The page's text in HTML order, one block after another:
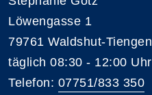
Löwengasse 1
79761 Waldshut-Tiengen
täglich 08:30 - 12:00 Uhr
Telefon: 07751/833 350